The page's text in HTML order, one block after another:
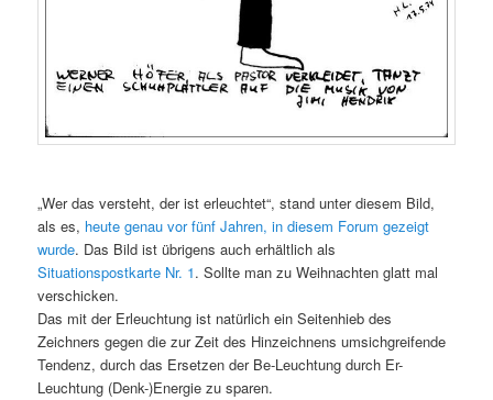
„Wer das versteht, der ist erleuchtet“, stand unter diesem Bild,
als es, heute genau vor fünf Jahren, in diesem Forum gezeigt
wurde. Das Bild ist übrigens auch erhältlich als
Situationspostkarte Nr. 1. Sollte man zu Weihnachten glatt mal
verschicken.
Das mit der Erleuchtung ist natürlich ein Seitenhieb des
Zeichners gegen die zur Zeit des Hinzeichnens umsichgreifende
Tendenz, durch das Ersetzen der Be-Leuchtung durch Er-
Leuchtung (Denk-)Energie zu sparen.